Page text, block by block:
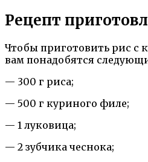
Рецепт
Чтобы приготовить рис с
вам понадобятся
— 300 г риса;
— 500 г куриного филе;
— 1 луковица;
— 2 зубчика чеснока;